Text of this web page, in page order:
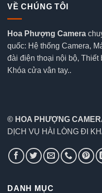
VỀ CHÚNG TÔI
Hoa Phượng Camera
quốc: Hệ thống Camera,
đài điện thoại nội bộ, Thiết
Khóa cửa vân tay..
© HOA PHƯỢNG
DỊCH VỤ HÀI LÒNG ĐI
DANH MỤC